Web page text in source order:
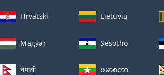
Hrvatski Lietuvių
Magyar Sesotho
नेपाली ဗမာစကာ